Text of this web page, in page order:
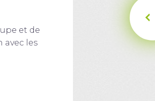
et de
avec les